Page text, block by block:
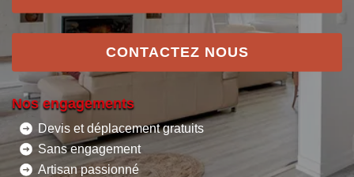
CONTACTEZ NOUS
Nos engagements
Devis et déplacement gratuits
Sans engagement
Artisan passionné